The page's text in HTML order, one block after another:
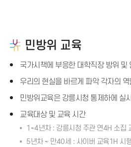
민방위 교육
국가시책에 부응한 대학직장 방위 및
우리의 현실을 바르게 파악 각자의 역
민방위교육은 강릉시청 통제하에 실시
교육대상 및 교육 시간
1~4년차 : 강릉시청 주관 연4H 소집
5년차 ~ 만40세 : 사이버 교육1H 시